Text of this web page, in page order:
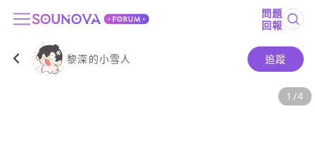
問題
回報
1 /4
黎深的小雪人 追蹤